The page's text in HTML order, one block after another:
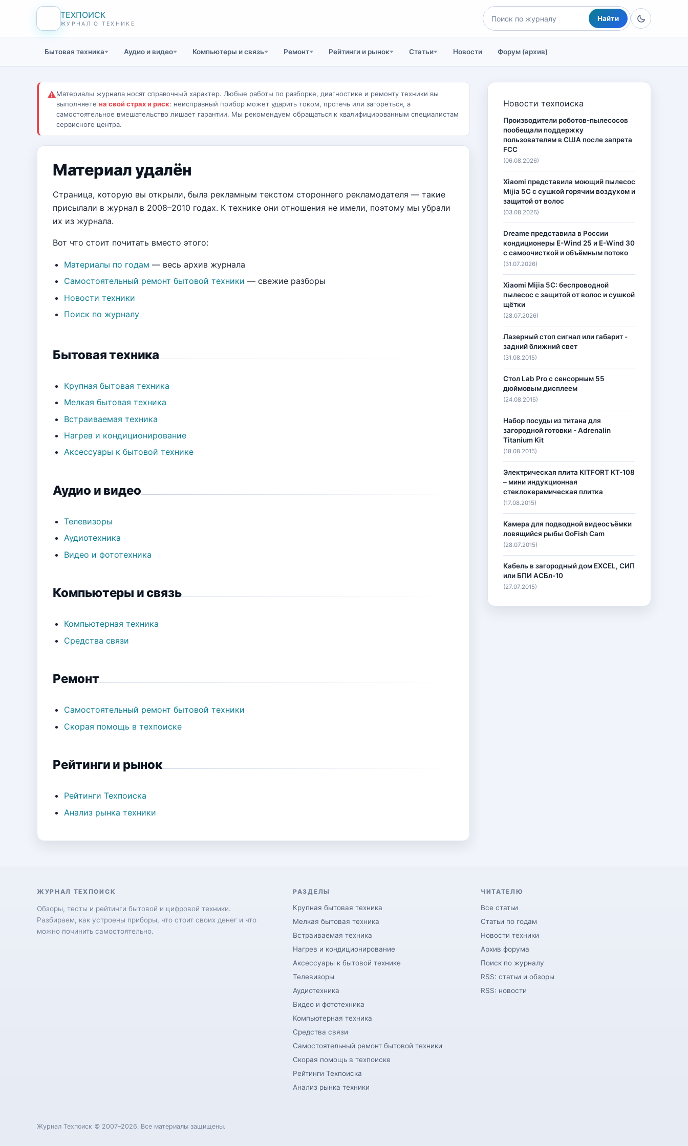
ТЕХПОИСК
ЖУРНАЛ О ТЕХНИКЕ
Найти
Бытовая техника Аудио и видео Компьютеры и связь Ремонт Рейтинги и рынок Статьи Новости Форум (архив)
⚠Материалы журнала носят справочный характер. Любые работы по разборке, диагностике и ремонту техники вы
выполняете на свой страх и риск: неисправный прибор может ударить током, протечь или загореться, а
самостоятельное вмешательство лишает гарантии. Мы рекомендуем обращаться к квалифицированным специалистам
сервисного центра.
Материал удалён
Страница, которую вы открыли, была рекламным текстом стороннего рекламодателя — такие
присылали в журнал в 2008–2010 годах. К технике они отношения не имели, поэтому мы убрали
их из журнала.
Вот что стоит почитать вместо этого:
Материалы по годам — весь архив журнала
Самостоятельный ремонт бытовой техники — свежие разборы
Новости техники
Поиск по журналу
Бытовая техника
Крупная бытовая техника
Мелкая бытовая техника
Встраиваемая техника
Нагрев и кондиционирование
Аксессуары к бытовой технике
Аудио и видео
Телевизоры
Аудиотехника
Видео и фототехника
Компьютеры и связь
Компьютерная техника
Средства связи
Ремонт
Самостоятельный ремонт бытовой техники
Скорая помощь в техпоиске
Рейтинги и рынок
Рейтинги Техпоиска
Анализ рынка техники
Новости техпоиска
Производители роботов-пылесосов
пообещали поддержку
пользователям в США после запрета
FCC
(06.08.2026)
Xiaomi представила моющий пылесос
Mijia 5C с сушкой горячим воздухом и
защитой от волос
(03.08.2026)
Dreame представила в России
кондиционеры E-Wind 25 и E-Wind 30
с самоочисткой и объёмным потоко
(31.07.2026)
Xiaomi Mijia 5C: беспроводной
пылесос с защитой от волос и сушкой
щётки
(28.07.2026)
Лазерный стоп сигнал или габарит -
задний ближний свет
(31.08.2015)
Стол Lab Pro с сенсорным 55
дюймовым дисплеем
(24.08.2015)
Набор посуды из титана для
загородной готовки - Adrenalin
Titanium Kit
(18.08.2015)
Электрическая плита KITFORT КТ-108
– мини индукционная
стеклокерамическая плитка
(17.08.2015)
Камера для подводной видеосъёмки
ловящийся рыбы GoFish Cam
(28.07.2015)
Кабель в загородный дом EXCEL, СИП
или БПИ АСБл-10
(27.07.2015)
ЖУРНАЛ ТЕХПОИСК
Обзоры, тесты и рейтинги бытовой и цифровой техники.
Разбираем, как устроены приборы, что стоит своих денег и что
можно починить самостоятельно.
РАЗДЕЛЫ
Крупная бытовая техника
Мелкая бытовая техника
Встраиваемая техника
Нагрев и кондиционирование
Аксессуары к бытовой технике
Телевизоры
Аудиотехника
Видео и фототехника
Компьютерная техника
Средства связи
Самостоятельный ремонт бытовой техники
Скорая помощь в техпоиске
Рейтинги Техпоиска
Анализ рынка техники
ЧИТАТЕЛЮ
Все статьи
Статьи по годам
Новости техники
Архив форума
Поиск по журналу
RSS: статьи и обзоры
RSS: новости
Журнал Техпоиск © 2007–2026. Все материалы защищены.